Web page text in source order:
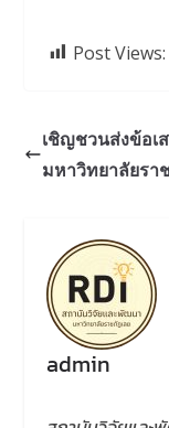
มหาวิทยาลัยรา
admin